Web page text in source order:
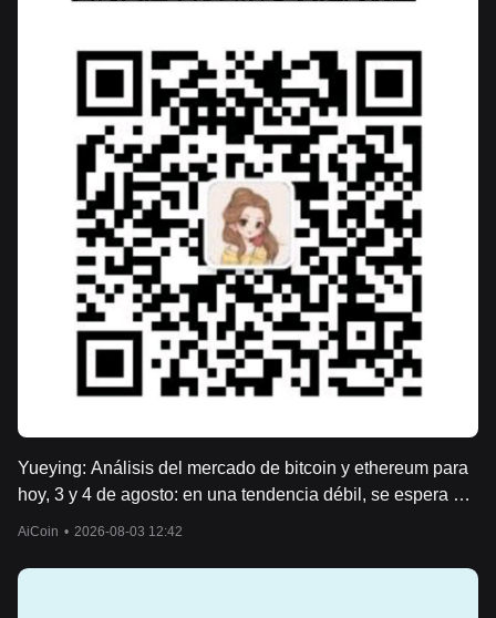
Yueying: Análisis del mercado de bitcoin y ethereum para
hoy, 3 y 4 de agosto: en una tendencia débil, se espera un
AiCoin • 2026-08-03 12:42